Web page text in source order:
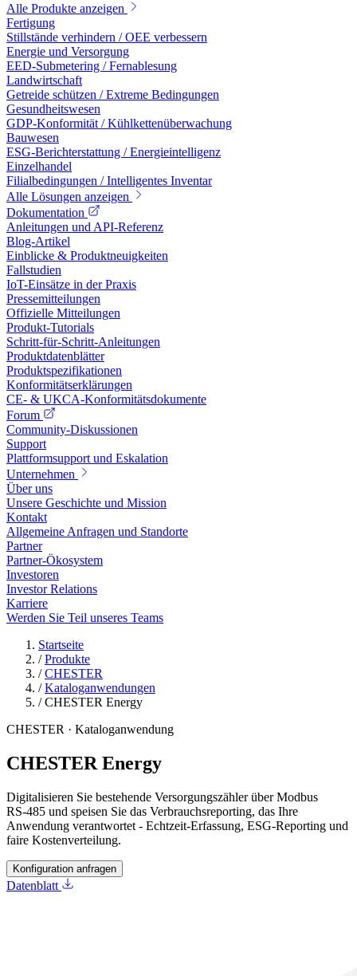
Alle Produkte anzeigen
Fertigung
Stillstände verhindern / OEE verbessern
Energie und Versorgung
EED-Submetering / Fernablesung
Landwirtschaft
Getreide schützen / Extreme Bedingungen
Gesundheitswesen
GDP-Konformität / Kühlkettenüberwachung
Bauwesen
ESG-Berichterstattung / Energieintelligenz
Einzelhandel
Filialbedingungen / Intelligentes Inventar
Alle Lösungen anzeigen
Dokumentation
Anleitungen und API-Referenz
Blog-Artikel
Einblicke & Produktneuigkeiten
Fallstudien
IoT-Einsätze in der Praxis
Pressemitteilungen
Offizielle Mitteilungen
Produkt-Tutorials
Schritt-für-Schritt-Anleitungen
Produktdatenblätter
Produktspezifikationen
Konformitätserklärungen
CE- & UKCA-Konformitätsdokumente
Forum
Community-Diskussionen
Support
Plattformsupport und Eskalation
Unternehmen
Über uns
Unsere Geschichte und Mission
Kontakt
Allgemeine Anfragen und Standorte
Partner
Partner-Ökosystem
Investoren
Investor Relations
Karriere
Werden Sie Teil unseres Teams
Startseite
/ Produkte
/ CHESTER
/ Kataloganwendungen
/ CHESTER Energy
CHESTER · Kataloganwendung
CHESTER Energy
Digitalisieren Sie bestehende Versorgungszähler über Modbus
RS‑485 und speisen Sie das Verbrauchsreporting, das Ihre
Anwendung verantwortet - Echtzeit-Erfassung, ESG-Reporting und
faire Kostenverteilung.
Konfiguration anfragen
Datenblatt